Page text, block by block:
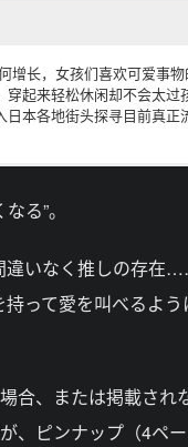
增长，女孩们喜欢可爱
起来轻松休闲却不会太
本各地街头探寻目前真
る”。
違いなく推しの存
って愛を叫べるよ
、または掲載され
、ピンナップ（4ペ